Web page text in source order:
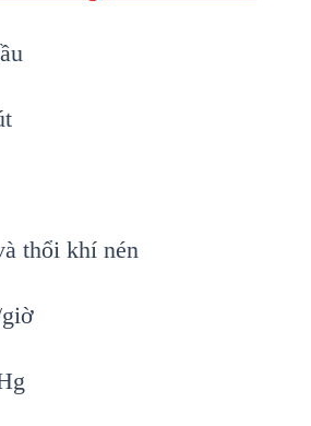
thổi khí nén